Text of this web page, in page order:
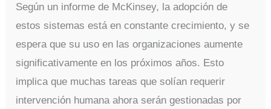
Según un informe de McKinsey, la adopción de
estos sistemas está en constante crecimiento, y se
espera que su uso en las organizaciones aumente
significativamente en los próximos años. Esto
implica que muchas tareas que solían requerir
intervención humana ahora serán gestionadas por